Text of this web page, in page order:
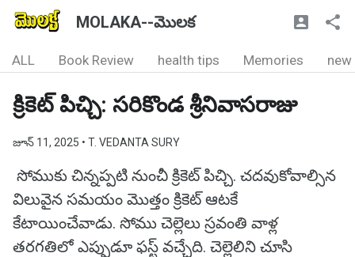
MOLAKA--మొలక
ALL Book Review health tips Memories new
క్రికెట్ పిచ్చి: సరికొండ శ్రీనివాసరాజు
జూన్ 11, 2025 • T. VEDANTA SURY
సోముకు చిన్నప్పటి నుంచీ క్రికెట్ పిచ్చి. చదవుకోవాల్సిన
విలువైన సమయం మొత్తం క్రికెట్ ఆటకే
కేటాయించేవాడు. సోము చెల్లెలు స్రవంతి వాళ్ల
తరగతిలో ఎప్పుడూ ఫస్ట్ వచ్చేది. చెల్లెలిని చూసి